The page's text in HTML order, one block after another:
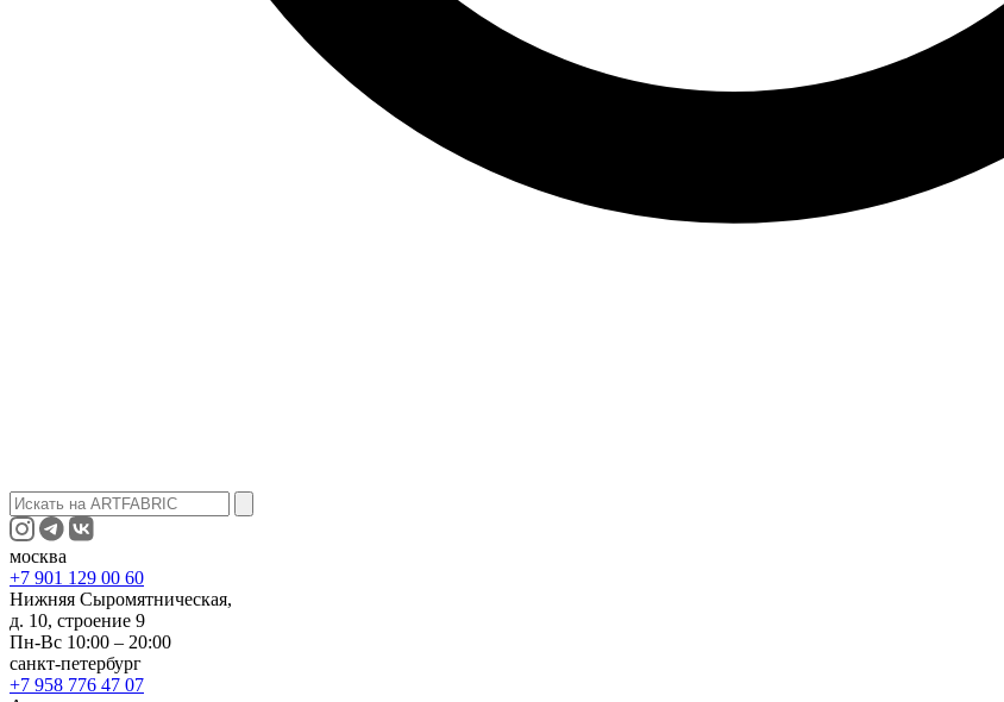
москва
+7 901 129 00 60
Нижняя Сыромятническая,
д. 10, строение 9
Пн-Вс 10:00 – 20:00
санкт-петербург
+7 958 776 47 07